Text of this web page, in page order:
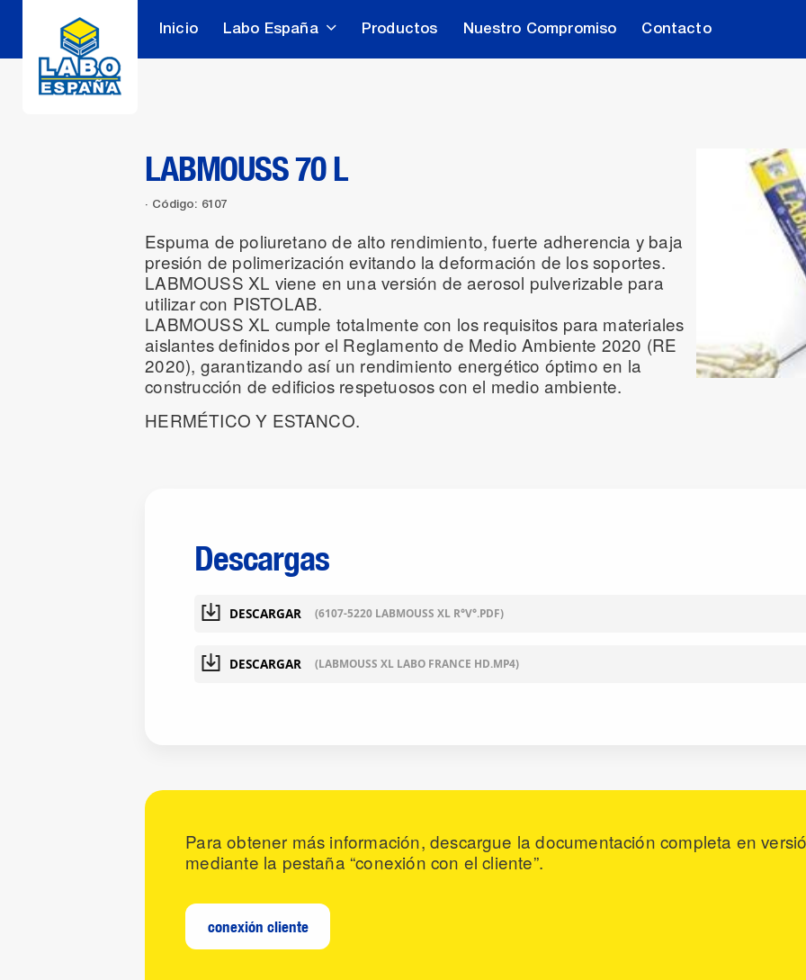
Inicio Labo España Productos Nuestro Compromiso Contacto
LABMOUSS 70 L
Código: 6107
Espuma de poliuretano de alto rendimiento, fuerte adherencia y baja
presión de polimerización evitando la deformación de los soportes.
LABMOUSS XL viene en una versión de aerosol pulverizable para
utilizar con PISTOLAB.
LABMOUSS XL cumple totalmente con los requisitos para materiales
aislantes definidos por el Reglamento de Medio Ambiente 2020 (RE
2020), garantizando así un rendimiento energético óptimo en la
construcción de edificios respetuosos con el medio ambiente.
HERMÉTICO Y ESTANCO.
Descargas
DESCARGAR (6107-5220 LABMOUSS XL R°V°.PDF)
DESCARGAR (LABMOUSS XL LABO FRANCE HD.MP4)
Para obtener más información, descargue la documentación completa en
mediante la pestaña “conexión con el cliente”.
conexión cliente